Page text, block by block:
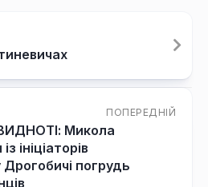
ПОПЕРЕДНІЙ
Микола
ініціаторів
погрудь